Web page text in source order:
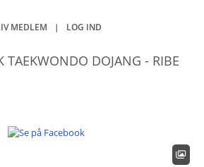
MEDLEM | LOG IND
TAEKWONDO DOJANG - RIBE